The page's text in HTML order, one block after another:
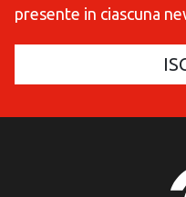
presente in ciascuna